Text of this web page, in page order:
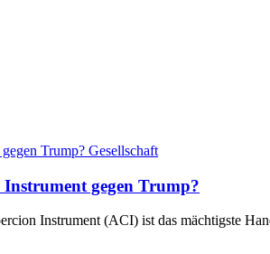
Gesellschaft
gegen Trump?
Instrument (ACI) ist das mächtigste